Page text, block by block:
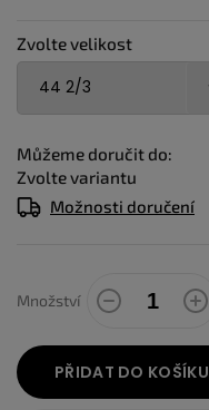
Zvolte velikost
Můžeme doručit do:
Zvolte variantu
Možnosti doručení
Množství
PŘIDAT DO KOŠÍKU